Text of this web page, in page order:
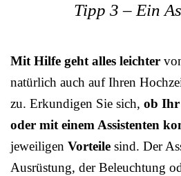
Tipp 3 – Ein
Mit Hilfe geht alles leichter
natürlich auch auf Ihren
zu. Erkundigen Sie sich, ob Ihr
oder mit einem Assistenten
jeweiligen Vorteile sind. Der
Ausrüstung, der Beleuchtung